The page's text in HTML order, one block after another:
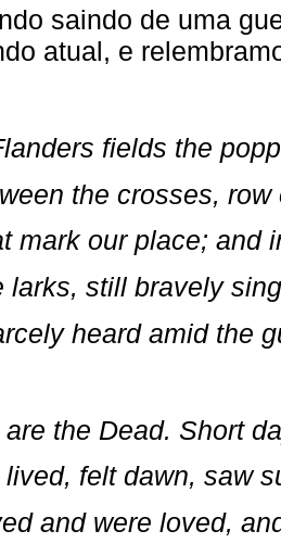
saindo de uma
atual, e
fields the
the crosses, row
mark our place; and
larks, still bravely
heard amid the
are the Dead. Short
lived, felt dawn, saw
and were loved,